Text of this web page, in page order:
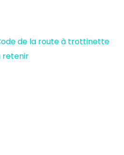
de la route à trottinette
retenir